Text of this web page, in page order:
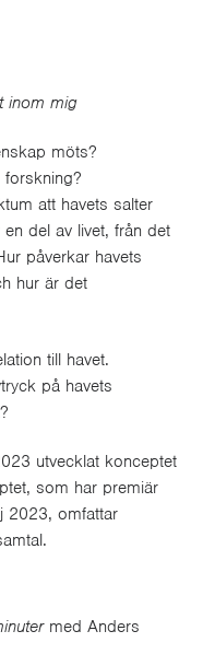
inom mig
möts?
forskning?
att havets salter
del av livet, från det
påverkar havets
hur är det
till havet.
på havets
utvecklat konceptet
som har premiär
2023, omfattar
med Anders